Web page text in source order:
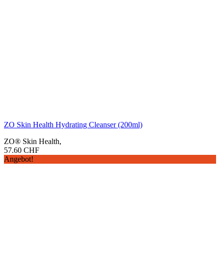
ZO Skin Health Hydrating Cleanser (200ml)
ZO® Skin Health,
57.60 CHF
Angebot!